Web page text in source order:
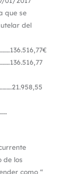
que se
del
de los
como “